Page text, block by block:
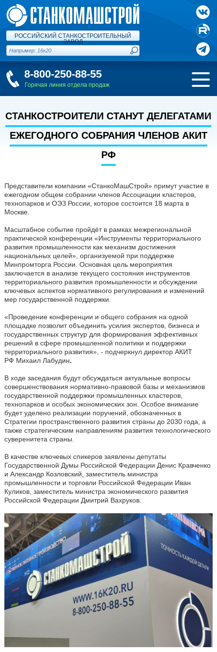
РОССИЙСКИЙ СТАНКОСТРОИТЕЛЬНЫЙ
ЗАВОД
8-800-250-88-55
Горячая линия отдела продаж
СТАНКОСТРОИТЕЛИ СТАНУТ ДЕЛЕГАТАМИ
ЕЖЕГОДНОГО СОБРАНИЯ ЧЛЕНОВ АКИТ
РФ
Представители компании «СтанкоМашСтрой» примут участие в
ежегодном общем собрании членов Ассоциации кластеров,
технопарков и ОЭЗ России, которое состоится 18 марта в
Москве.
Масштабное событие пройдёт в рамках межрегиональной
практической конференции «Инструменты территориального
развития промышленности как механизм достижения
национальных целей», организуемой при поддержке
Минпромторга России. Основная цель мероприятия
заключается в анализе текущего состояния инструментов
территориального развития промышленности и обсуждении
ключевых аспектов нормативного регулирования и изменений
мер государственной поддержки.
«Проведение конференции и общего собрания на одной
площадке позволит объединить усилия экспертов, бизнеса и
государственных структур для формирования эффективных
решений в сфере промышленной политики и поддержки
территориального развития», - подчеркнул директор АКИТ
РФ Михаил Лабудин.
В ходе заседания будут обсуждаться актуальные вопросы
совершенствования нормативно-правовой базы и механизмов
государственной поддержки промышленных кластеров,
технопарков и особых экономических зон. Особое внимание
будет уделено реализации поручений, обозначенных в
Стратегии пространственного развития страны до 2030 года, а
также стратегическим направлениям развития технологического
суверенитета страны.
В качестве ключевых спикеров заявлены депутаты
Государственной Думы Российской Федерации Денис Кравченко
и Александр Козловский, заместитель министра
промышленности и торговли Российской Федерации Иван
Куликов, заместитель министра экономического развития
Российской Федерации Дмитрий Вахруков.